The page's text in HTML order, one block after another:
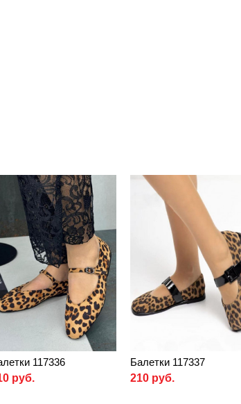
117336
руб.
Балетки 117337
210 руб.